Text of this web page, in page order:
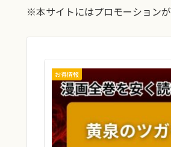
※本サイトにはプロモーション
お得情報